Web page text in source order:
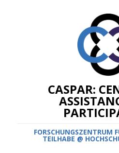
CASPAR:
FORSCHUNGSZENTRUM
TEILHABE @